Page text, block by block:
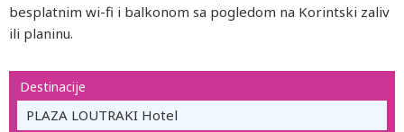
besplatnim wi-fi i balkonom sa pogledom na Korintski zaliv
ili planinu.
Destinacije
PLAZA LOUTRAKI Hotel